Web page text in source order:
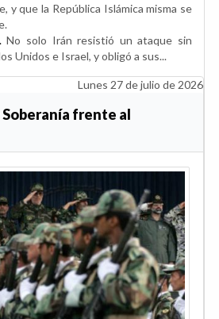
y que la República Islámica misma se
No solo Irán resistió un ataque sin
Unidos e Israel, y obligó a sus...
Lunes 27 de julio de 2026
frente al